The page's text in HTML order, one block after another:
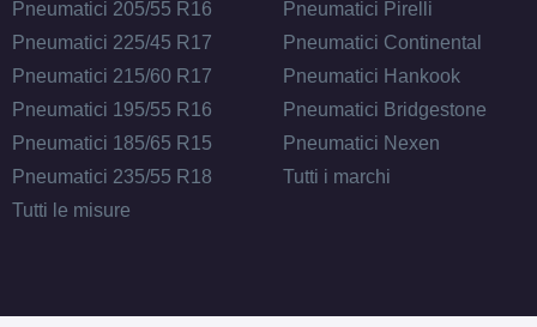
Pneumatici 205/55 R16
Pneumatici 225/45 R17
Pneumatici 215/60 R17
Pneumatici 195/55 R16
Pneumatici 185/65 R15
Pneumatici 235/55 R18
Tutti le misure
Pneumatici Pirelli
Pneumatici Continental
Pneumatici Hankook
Pneumatici Bridgestone
Pneumatici Nexen
Tutti i marchi